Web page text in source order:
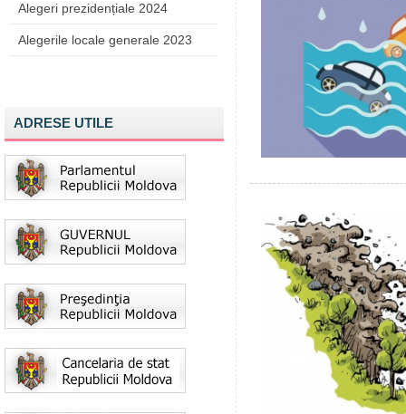
Alegeri prezidențiale 2024
Alegerile locale generale 2023
ADRESE UTILE